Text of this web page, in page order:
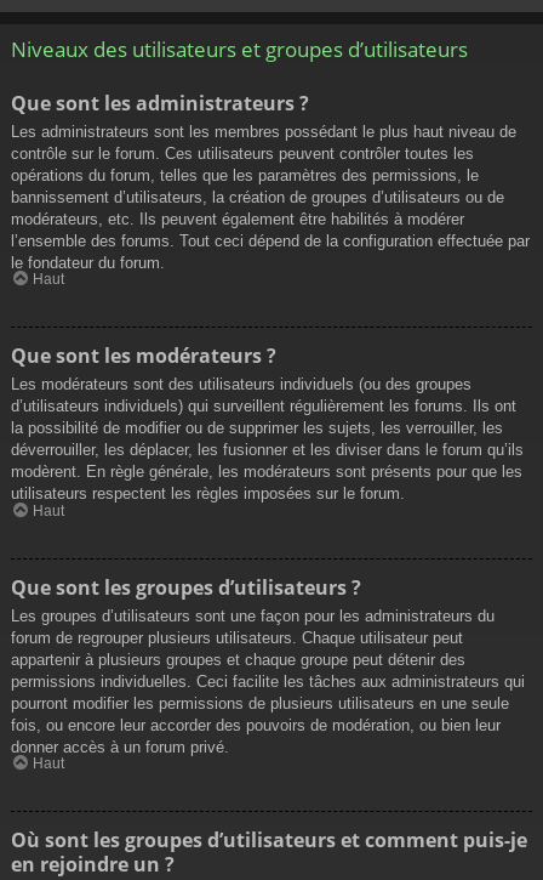
Niveaux des utilisateurs et groupes d’utilisateurs
Que sont les administrateurs ?
Les administrateurs sont les membres possédant le plus haut niveau de
contrôle sur le forum. Ces utilisateurs peuvent contrôler toutes les
opérations du forum, telles que les paramètres des permissions, le
bannissement d’utilisateurs, la création de groupes d’utilisateurs ou de
modérateurs, etc. Ils peuvent également être habilités à modérer
l’ensemble des forums. Tout ceci dépend de la configuration effectuée par
le fondateur du forum.
Haut
Que sont les modérateurs ?
Les modérateurs sont des utilisateurs individuels (ou des groupes
d’utilisateurs individuels) qui surveillent régulièrement les forums. Ils ont
la possibilité de modifier ou de supprimer les sujets, les verrouiller, les
déverrouiller, les déplacer, les fusionner et les diviser dans le forum qu’ils
modèrent. En règle générale, les modérateurs sont présents pour que les
utilisateurs respectent les règles imposées sur le forum.
Haut
Que sont les groupes d’utilisateurs ?
Les groupes d’utilisateurs sont une façon pour les administrateurs du
forum de regrouper plusieurs utilisateurs. Chaque utilisateur peut
appartenir à plusieurs groupes et chaque groupe peut détenir des
permissions individuelles. Ceci facilite les tâches aux administrateurs qui
pourront modifier les permissions de plusieurs utilisateurs en une seule
fois, ou encore leur accorder des pouvoirs de modération, ou bien leur
donner accès à un forum privé.
Haut
Où sont les groupes d’utilisateurs et comment puis-je
en rejoindre un ?